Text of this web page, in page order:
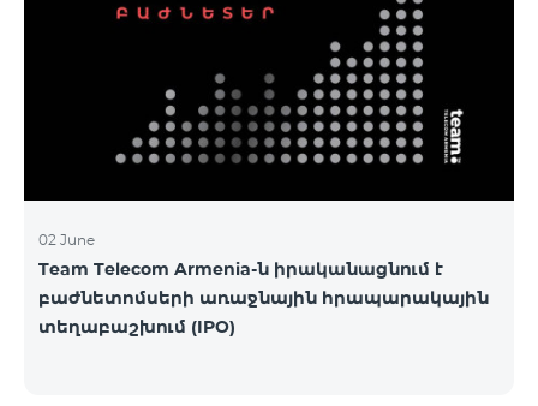
02 June
Team Telecom Armenia-ն իրականացնում է
բաժնետոմսերի առաջնային հրապարակային
տեղաբաշխում (IPO)